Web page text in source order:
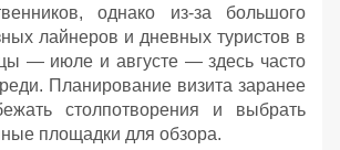
однако из-за большого
лайнеров и дневных туристов в
— июле и августе — здесь часто
Планирование визита заранее
столпотворения и выбрать
площадки для обзора.